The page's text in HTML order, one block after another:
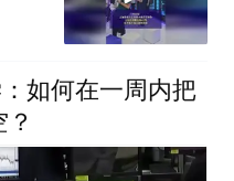
如何在一周内把